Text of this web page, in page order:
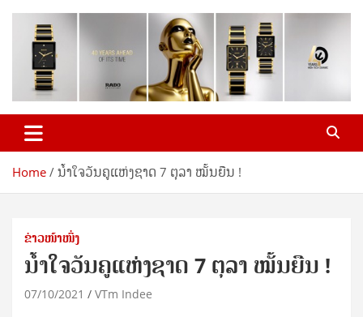
Home ນໍ້າໃຈວັນຄູແຫ່ງຊາດ 7 ຕຸລາ ໝັ້ນຍືນ !
ຂ່າວໜ້າໜຶ່ງ
ນໍ້າໃຈວັນຄູແຫ່ງຊາດ 7 ຕຸລາ ໝັ້ນຍືນ !
07/10/2021 VTm Indee